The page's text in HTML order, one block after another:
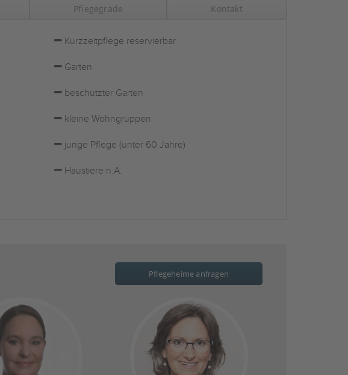
Pflegegrade Kontakt
Kurzzeitpflege reservierbar
Garten
beschützter Garten
kleine Wohngruppen
junge Pflege (unter 60 Jahre)
Haustiere n.A.
Pflegeheime anfragen